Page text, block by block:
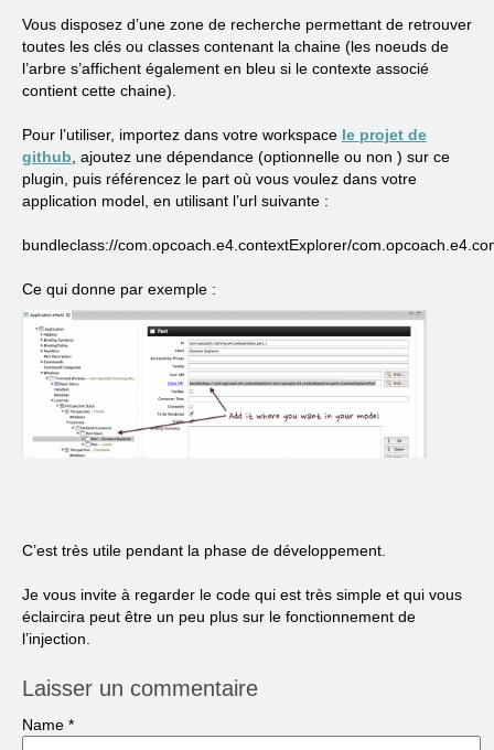
Vous disposez d’une zone de recherche permettant de retrouver
toutes les clés ou classes contenant la chaine (les noeuds de
l’arbre s’affichent également en bleu si le contexte associé
contient cette chaine).
Pour l’utiliser, importez dans votre workspace le projet de
github, ajoutez une dépendance (optionnelle ou non ) sur ce
plugin, puis référencez le part où vous voulez dans votre
application model, en utilisant l’url suivante :
bundleclass://com.opcoach.e4.contextExplorer/
Ce qui donne par exemple :
C’est très utile pendant la phase de développement.
Je vous invite à regarder le code qui est très simple et qui vous
éclaircira peut être un peu plus sur le fonctionnement de
l’injection.
Laisser un commentaire
Name *